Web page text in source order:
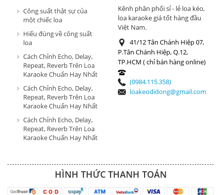
HÀNG
Công suất thật sự của
một chiếc loa
Hiểu đúng về công suất
loa
Cách Chỉnh Echo, Delay,
Repeat, Reverb Trên Loa
Karaoke Chuẩn Hay Nhất
Cách Chỉnh Echo, Delay,
Repeat, Reverb Trên Loa
Karaoke Chuẩn Hay Nhất
Cách Chỉnh Echo, Delay,
Repeat, Reverb Trên Loa
Karaoke Chuẩn Hay Nhất
Kênh phân phối sỉ - lẻ loa kéo,
loa karaoke giá tốt hàng đầu
Việt Nam.
41/12 Tân Chánh Hiệp 07,
P.Tân Chánh Hiệp, Q.12,
TP.HCM ( chỉ bán hàng online)
(0984.115.358)
loakeodidong@gmail.com
HÌNH THỨC THANH TOÁN